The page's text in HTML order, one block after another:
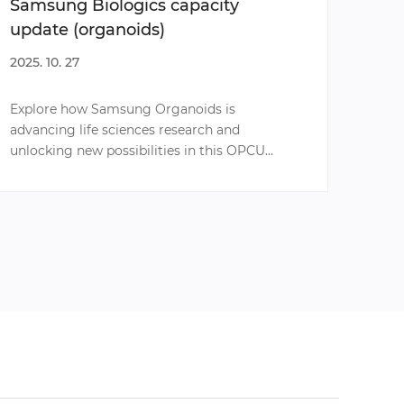
Samsung Biologics capacity
update (organoids)
2025. 10. 27
Explore how Samsung Organoids is
advancing life sciences research and
unlocking new possibilities in this OPCU